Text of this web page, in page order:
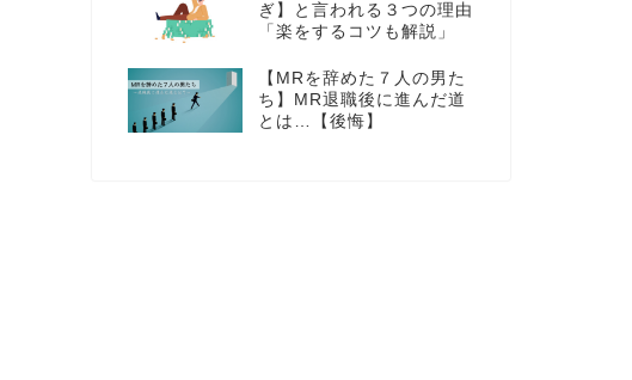
ぎ】と言われる３つの理由
「楽をするコツも解説」
【MRを辞めた７人の男た
ち】MR退職後に進んだ道
とは…【後悔】